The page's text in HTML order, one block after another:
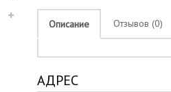
Описание Отзывов (0)
АДРЕС